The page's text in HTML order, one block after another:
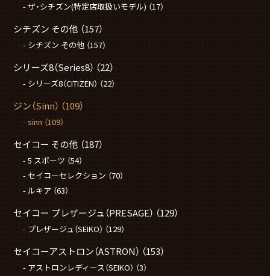
ザ・シチズン(特定店取扱いモデル) （17）
シチズン その他 （157）
シチズン その他 （157）
シリーズ8（Series8） （22）
シリーズ8（CITIZEN） （22）
ジン（Sinn） （109）
sinn （109）
セイコー その他 （187）
5 スポーツ （54）
セイコーセレクション （70）
ルキア （63）
セイコー プレザージュ（PRESAGE） （129）
プレザージュ（SEIKO） （129）
セイコーアストロン（ASTRON） （153）
アストロンレディース（SEIKO） （3）